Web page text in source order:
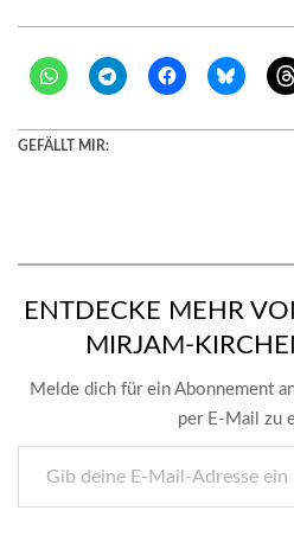
GEFÄLLT MIR:
ENTDECKE MEHR
MIRJAM-
Melde dich für ein Abonnement
per E-Mail zu
deine
E-